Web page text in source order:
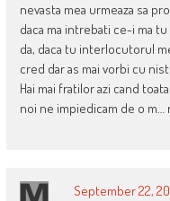
nevasta mea urmeaza sa
daca ma intrebati ce-i ma
da, daca tu interlocutorul
cred dar as mai vorbi cu
Hai mai fratilor azi cand
noi ne impiedicam de o m…
September 22,